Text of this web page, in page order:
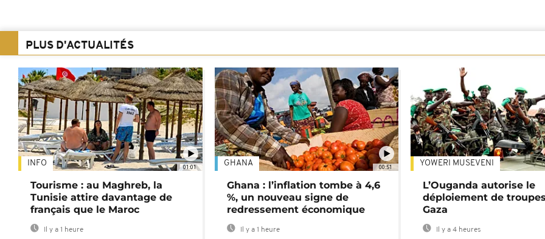
PLUS D'ACTUALITÉS
01:01
INFO
Tourisme : au Maghreb, la
Tunisie attire davantage de
français que le Maroc
Il y a 1 heure
00:51
GHANA
Ghana : l’inflation tombe à 4,6
%, un nouveau signe de
redressement économique
Il y a 1 heure
YOWERI MUSEVENI
L’Ouganda autorise le
déploiement de
Gaza
Il y a 4 heures